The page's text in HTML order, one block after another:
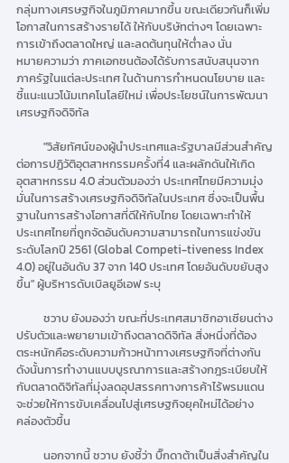
กลุ่มทางเศรษฐกิจในภูมิภาคมากขึ้น ขณะเดียวกันก็เพิ่ม
โอกาสในการสร้างรายได้ ให้กับบริษัทต่างๆ โดยเฉพาะ
การเข้าถึงตลาดใหญ่ และลดต้นทุนให้ต่ำลง นั่น
หมายความว่า ภาคเอกชนต้องได้รับการสนับสนุนจาก
ภาครัฐในแต่ละประเทศ ในด้านการกำหนดนโยบาย และ
ชี้แนะแนวโน้มเทคโนโลยีใหม่ เพื่อประโยชน์ในการพัฒนา
เศรษฐกิจดิจิทัล
ต่อการปฏิวัติอุตสาหกรรมครั้งที่4 และผลักดันให้เกิด
อุตสาหกรรม 4.0 ส่วนตัวมองว่า ประเทศไทยมีความมุ่ง
มั่นในการสร้างเศรษฐกิจดิจิทัลในประเทศ ซึ่งจะเป็นพื้น
ฐานในการสร้างโอกาสที่ดีให้กับไทย โดยเฉพาะทำให้
ประเทศไทยที่ถูกจัดอันดับความสามารถในการแข่งขัน
ระดับโลกปี 2561 (Global Competi-tiveness Index
4.0) อยู่ในอันดับ 37 จาก 140 ประเทศ โดยอันดับขยับสูง
ขึ้น" ผู้บริหารดับเบิลยูอีเอฟ ระบุ
ปรับตัวและพยายามเข้าถึงตลาดดิจิทัล สิ่งหนึ่งที่ต้อง
ตระหนักคือระดับความก้าวหน้าทางเศรษฐกิจที่ต่างกัน
ดังนั้นการทำงานแบบบูรณาการและสร้างกฎระเบียบให้
กับตลาดดิจิทัลที่มุ่งลดอุปสรรคทางการค้าไร้พรมแดน
จะช่วยให้การขับเคลื่อนไปสู่เศรษฐกิจยุคใหม่ได้อย่าง
คล่องตัวขึ้น